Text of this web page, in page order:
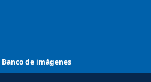
Banco de imágenes